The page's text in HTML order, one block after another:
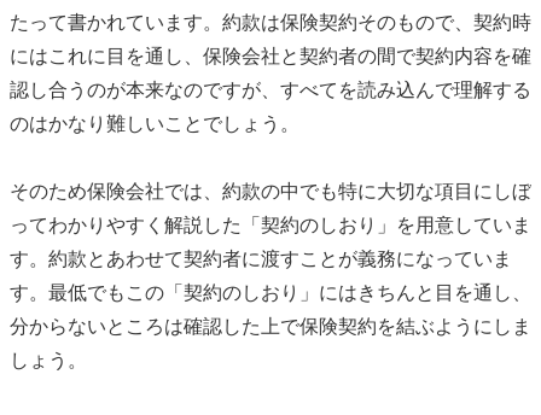
たって書かれています。約款は保険契約そのもので、契約時
にはこれに目を通し、保険会社と契約者の間で契約内容を確
認し合うのが本来なのですが、すべてを読み込んで理解する
のはかなり難しいことでしょう。
そのため保険会社では、約款の中でも特に大切な項目にしぼ
ってわかりやすく解説した「契約のしおり」を用意していま
す。約款とあわせて契約者に渡すことが義務になっていま
す。最低でもこの「契約のしおり」にはきちんと目を通し、
分からないところは確認した上で保険契約を結ぶようにしま
しょう。